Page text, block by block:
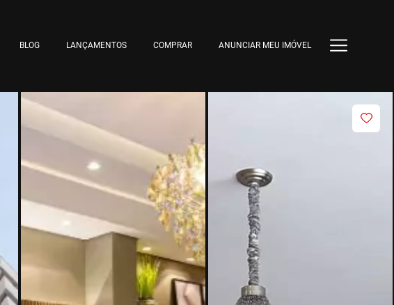
BLOG LANÇAMENTOS COMPRAR ANUNCIAR MEU IMÓVEL